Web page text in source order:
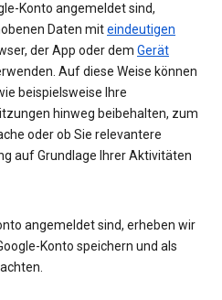
Konto angemeldet sind,
Daten miteindeutigen
der App oder dem Gerät
Auf diese Weise können
beispielsweise Ihre
hinweg beibehalten, zum
oder ob Sie relevantere
auf Grundlage Ihrer Aktivitäten
angemeldet sind, erheben wir
Konto speichern und als